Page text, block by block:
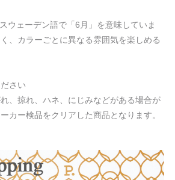
ウェーデン語で「6月」を意味していま
、カラーごとに異なる雰囲気を楽しめる
さい
、掠れ、ハネ、にじみなどがある場合が
カー検品をクリアした商品となります。